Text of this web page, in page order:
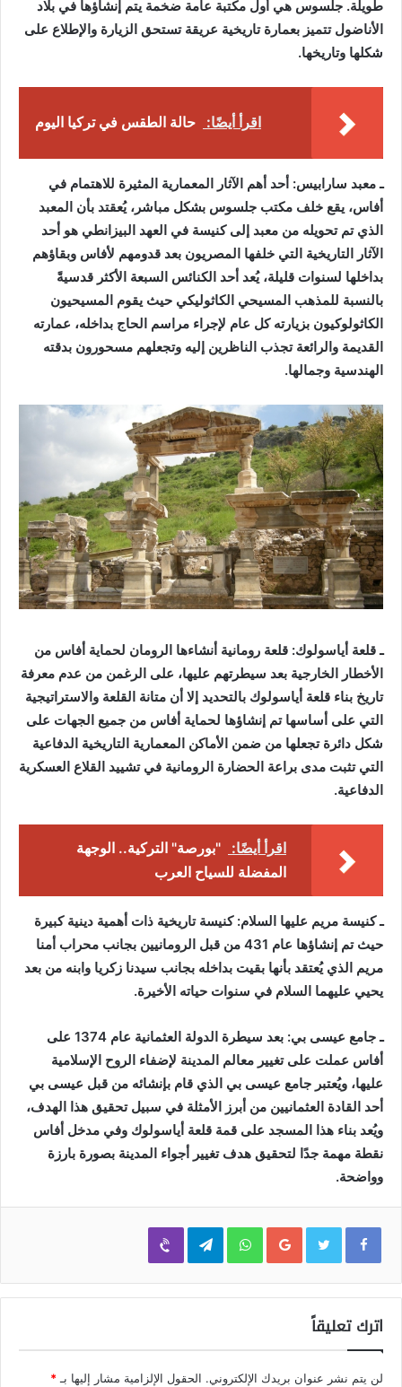
طويلة. جلسوس هي أول مكتبة عامة ضخمة يتم إنشاؤها في بلاد
الأناضول تتميز بعمارة تاريخية عريقة تستحق الزيارة والإطلاع على
شكلها وتاريخها.
اقرأ أيضًا: حالة الطقس في تركيا اليوم
ـ معبد سارابيس: أحد أهم الآثار المعمارية المثيرة للاهتمام في
أفاس، يقع خلف مكتب جلسوس بشكل مباشر، يُعقتد بأن المعبد
الذي تم تحويله من معبد إلى كنيسة في العهد البيزانطي هو أحد
الآثار التاريخية التي خلفها المصريون بعد قدومهم لأفاس وبقاؤهم
بداخلها لسنوات قليلة، يُعد أحد الكنائس السبعة الأكثر قدسيةً
بالنسبة للمذهب المسيحي الكاثوليكي حيث يقوم المسيحيون
الكاثولوكيون بزيارته كل عام لإجراء مراسم الحاج بداخله، عمارته
القديمة والرائعة تجذب الناظرين إليه وتجعلهم مسحورون بدقته
الهندسية وجمالها.
ـ قلعة أياسولوك: قلعة رومانية أنشاءها الرومان لحماية أفاس من
الأخطار الخارجية بعد سيطرتهم عليها، على الرغمن من عدم معرفة
تاريخ بناء قلعة أياسولوك بالتحديد إلا أن متانة القلعة والاستراتيجية
التي على أساسها تم إنشاؤها لحماية أفاس من جميع الجهات على
شكل دائرة تجعلها من ضمن الأماكن المعمارية التاريخية الدفاعية
التي تثبت مدى براعة الحضارة الرومانية في تشييد القلاع العسكرية
الدفاعية.
اقرأ أيضًا:
"بورصة" التركية.. الوجهة
المفضلة للسياح العرب
ـ كنيسة مريم عليها السلام: كنيسة تاريخية ذات أهمية دينية كبيرة
حيث تم إنشاؤها عام 431 من قبل الرومانيين بجانب محراب أمنا
مريم الذي يُعتقد بأنها بقيت بداخله بجانب سيدنا زكريا وابنه من بعد
يحيي عليهما السلام في سنوات حياته الأخيرة.
ـ جامع عيسى بي: بعد سيطرة الدولة العثمانية عام 1374 على
أفاس عملت على تغيير معالم المدينة لإضفاء الروح الإسلامية
عليها، ويُعتبر جامع عيسى بي الذي قام بإنشائه من قبل عيسى بي
أحد القادة العثمانيين من أبرز الأمثلة في سبيل تحقيق هذا الهدف،
ويُعد بناء هذا المسجد على قمة قلعة أياسولوك وفي مدخل أفاس
نقطة مهمة جدًا لتحقيق هدف تغيير أجواء المدينة بصورة بارزة
وواضحة.
Google+
WhatsApp
Telegram
Viber
اترك تعليقاً
لن يتم نشر عنوان بريدك الإلكتروني. الحقول الإلزامية مشار إليها بـ *